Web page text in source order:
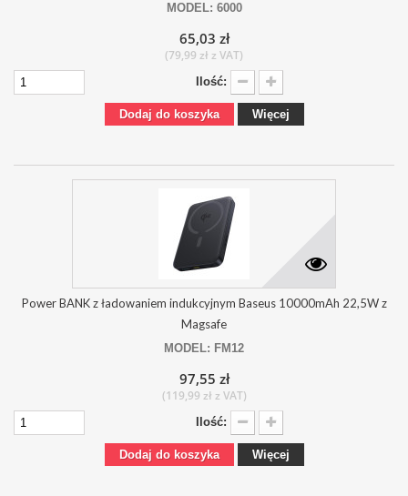
MODEL: 6000
65,03 zł
(79,99 zł z VAT)
Ilość:
Dodaj do koszyka Więcej
Power BANK z ładowaniem indukcyjnym Baseus 10000mAh 22,5W z
Magsafe
MODEL: FM12
97,55 zł
(119,99 zł z VAT)
Ilość:
Dodaj do koszyka Więcej